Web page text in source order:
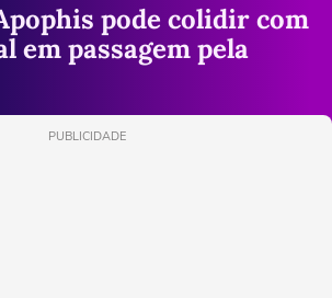
pode colidir com
em passagem pela
PUBLICIDADE